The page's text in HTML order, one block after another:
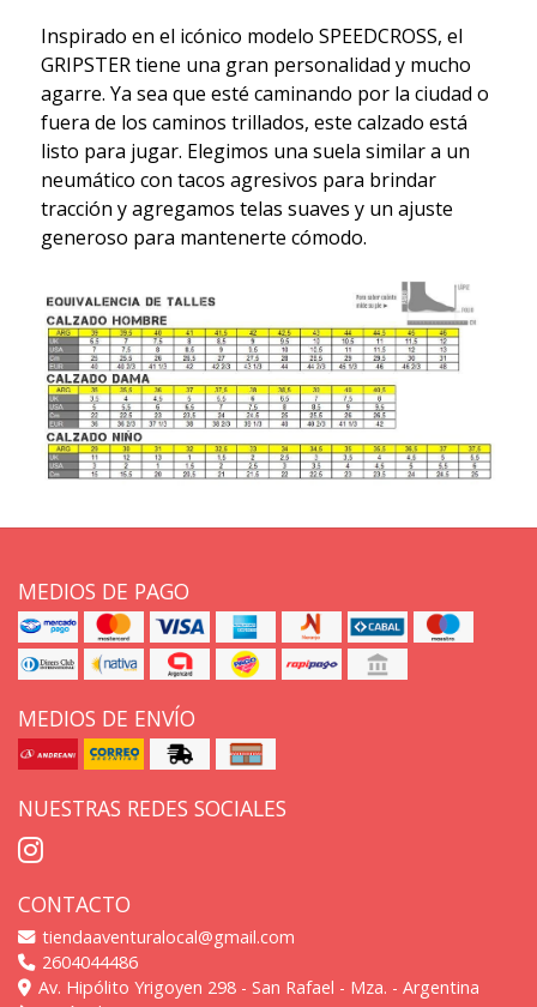
Inspirado en el icónico modelo SPEEDCROSS, el
GRIPSTER tiene una gran personalidad y mucho
agarre. Ya sea que esté caminando por la ciudad o
fuera de los caminos trillados, este calzado está
listo para jugar. Elegimos una suela similar a un
neumático con tacos agresivos para brindar
tracción y agregamos telas suaves y un ajuste
generoso para mantenerte cómodo.
MEDIOS DE PAGO
MEDIOS DE ENVÍO
NUESTRAS REDES SOCIALES
CONTACTO
tiendaaventuralocal@gmail.com
2604044486
Av. Hipólito Yrigoyen 298 - San Rafael - Mza. - Argentina